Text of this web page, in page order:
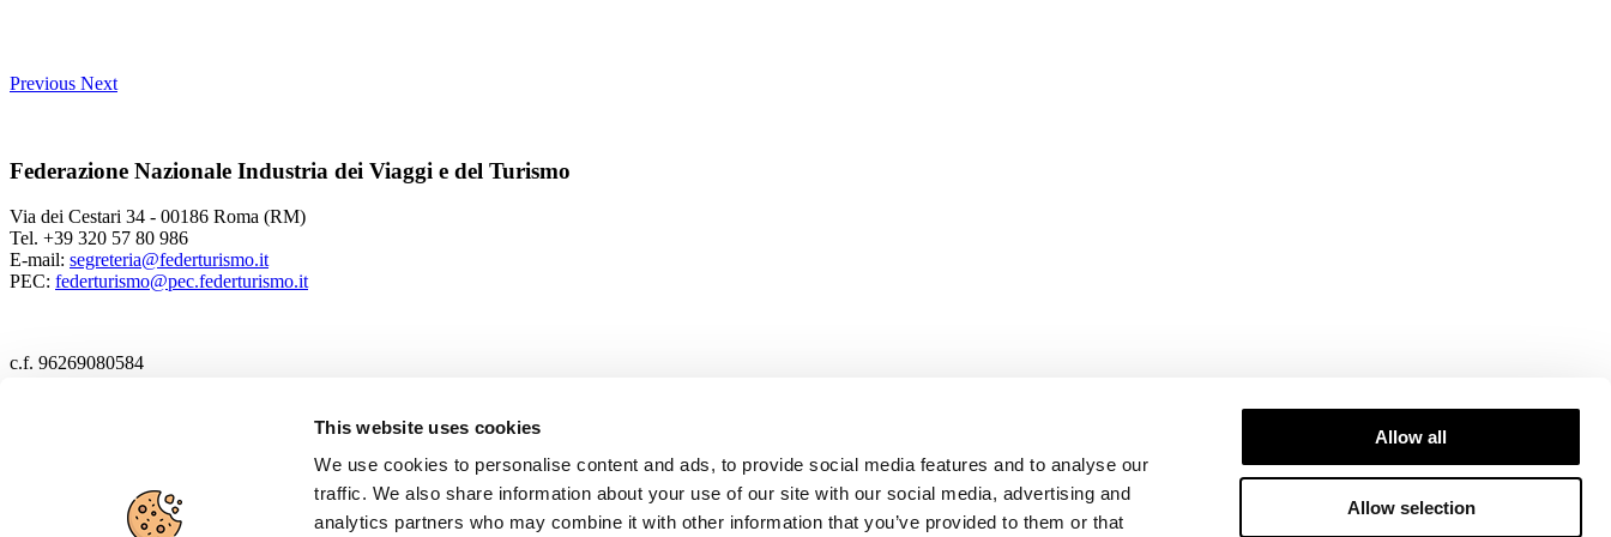
This website uses cookies
We use cookies to personalise content and ads, to provide social media features and to analyse our
traffic. We also share information about your use of our site with our social media, advertising and
analytics partners who may combine it with other information that you’ve provided to them or that
Allow all
Allow selection
Previous Next
Federazione Nazionale Industria dei Viaggi e del Turismo
Via dei Cestari 34 - 00186 Roma (RM)
Tel. +39 320 57 80 986
E-mail: segreteria@federturismo.it
PEC: federturismo@pec.federturismo.it
c.f. 96269080584
Privacy policy